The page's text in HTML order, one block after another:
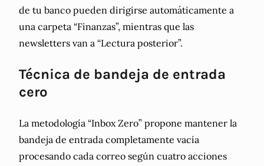
de tu banco pueden dirigirse automáticamente a
una carpeta “Finanzas”, mientras que las
newsletters van a “Lectura posterior”.
Técnica de bandeja de entrada
cero
La metodología “Inbox Zero” propone mantener la
bandeja de entrada completamente vacía
procesando cada correo según cuatro acciones